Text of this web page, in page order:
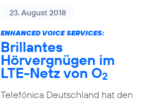
23. August 2018
ENHANCED VOICE SERVICES:
Brillantes
Hörvergnügen im
LTE-Netz von O2
Telefónica Deutschland hat den